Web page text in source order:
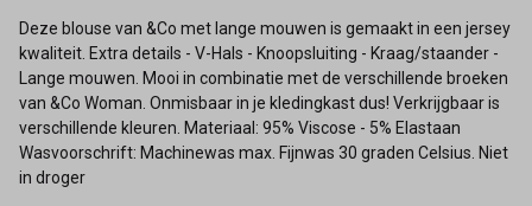
Deze blouse van &Co met lange mouwen is gemaakt in een jersey
kwaliteit. Extra details - V-Hals - Knoopsluiting - Kraag/staander -
Lange mouwen. Mooi in combinatie met de verschillende broeken
van &Co Woman. Onmisbaar in je kledingkast dus! Verkrijgbaar is
verschillende kleuren. Materiaal: 95% Viscose - 5% Elastaan
Wasvoorschrift: Machinewas max. Fijnwas 30 graden Celsius. Niet
in droger